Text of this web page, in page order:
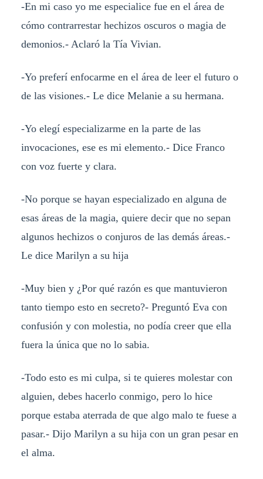
-En mi caso yo me especialice fue en el área de
cómo contrarrestar hechizos oscuros o magia de
demonios.- Aclaró la Tía Vivian.
-Yo preferí enfocarme en el área de leer el futuro o
de las visiones.- Le dice Melanie a su hermana.
-Yo elegí especializarme en la parte de las
invocaciones, ese es mi elemento.- Dice Franco
con voz fuerte y clara.
-No porque se hayan especializado en alguna de
esas áreas de la magia, quiere decir que no sepan
algunos hechizos o conjuros de las demás áreas.-
Le dice Marilyn a su hija
-Muy bien y ¿Por qué razón es que mantuvieron
tanto tiempo esto en secreto?- Preguntó Eva con
confusión y con molestia, no podía creer que ella
fuera la única que no lo sabia.
-Todo esto es mi culpa, si te quieres molestar con
alguien, debes hacerlo conmigo, pero lo hice
porque estaba aterrada de que algo malo te fuese a
pasar.- Dijo Marilyn a su hija con un gran pesar en
el alma.